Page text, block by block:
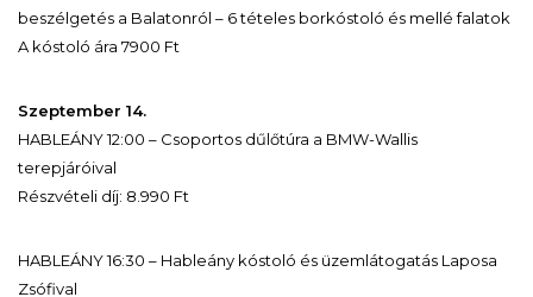
beszélgetés a Balatonról – 6 tételes borkóstoló és mellé falatok
A kóstoló ára 7900 Ft
Szeptember 14.
HABLEÁNY 12:00 – Csoportos dűlőtúra a BMW-Wallis
terepjáróival
Részvételi díj: 8.990 Ft
HABLEÁNY 16:30 – Hableány kóstoló és üzemlátogatás Laposa
Zsófival